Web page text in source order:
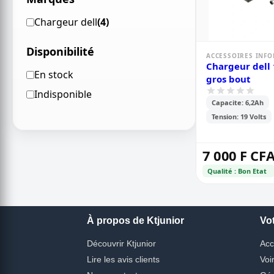
Chargeur dell(4)
Disponibilité
En stock
Indisponible
ACCESSOIRES
Chargeur dell
gros bout
Capacite: 6,2Ah
Tension: 19 Volts
7 000 F
Qualité : Bon Etat
À propos de Ktjunior
Découvrir Ktjunior
Lire les avis clients